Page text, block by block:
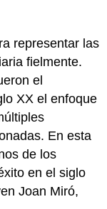
representar las
fielmente.
el
XX el enfoque
En esta
de los
en el siglo
Joan Miró,